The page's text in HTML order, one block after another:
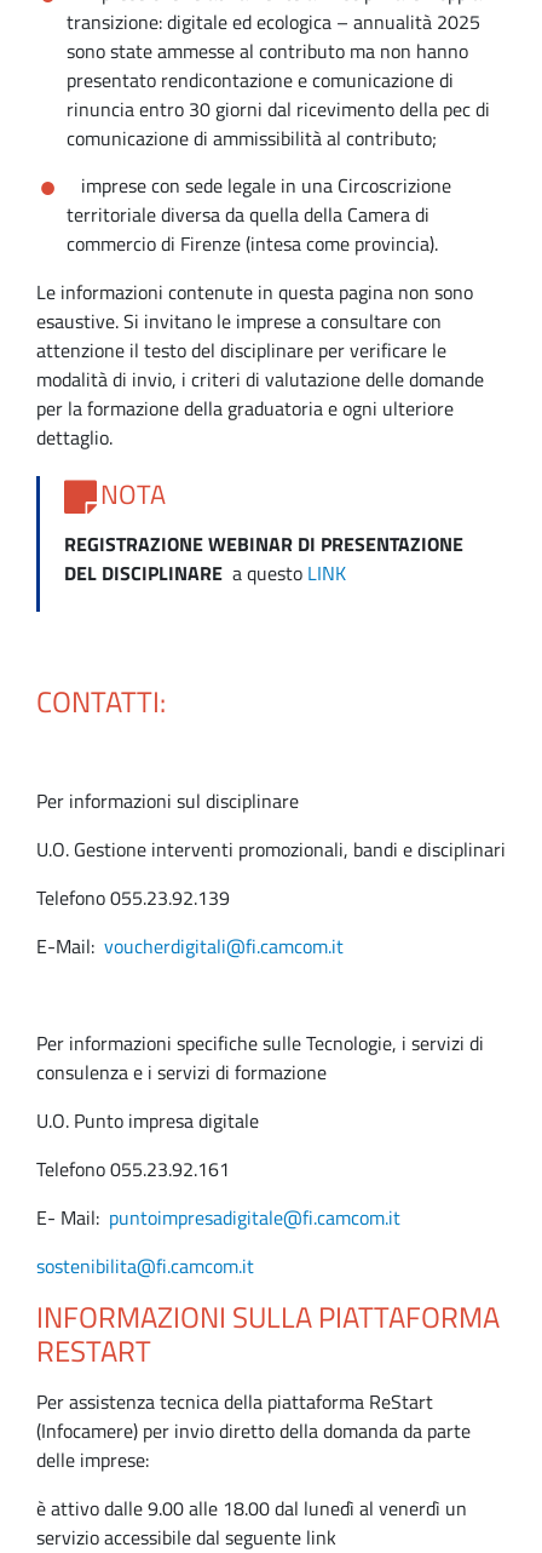
transizione: digitale ed ecologica – annualità 2025
sono state ammesse al contributo ma non hanno
presentato rendicontazione e comunicazione di
rinuncia entro 30 giorni dal ricevimento della pec di
comunicazione di ammissibilità al contributo;
imprese con sede legale in una Circoscrizione
territoriale diversa da quella della Camera di
commercio di Firenze (intesa come provincia).
Le informazioni contenute in questa pagina non sono
esaustive. Si invitano le imprese a consultare con
attenzione il testo del disciplinare per verificare le
modalità di invio, i criteri di valutazione delle domande
per la formazione della graduatoria e ogni ulteriore
dettaglio.
NOTA
REGISTRAZIONE WEBINAR DI PRESENTAZIONE
DEL DISCIPLINARE a questo LINK
CONTATTI:
Per informazioni sul disciplinare
U.O. Gestione interventi promozionali, bandi e disciplinari
Telefono 055.23.92.139
E-Mail: voucherdigitali@fi.camcom.it
Per informazioni specifiche sulle Tecnologie, i servizi di
consulenza e i servizi di formazione
U.O. Punto impresa digitale
Telefono 055.23.92.161
E- Mail: puntoimpresadigitale@fi.camcom.it
sostenibilita@fi.camcom.it
INFORMAZIONI SULLA PIATTAFORMA
RESTART
Per assistenza tecnica della piattaforma ReStart
(Infocamere) per invio diretto della domanda da parte
delle imprese:
è attivo dalle 9.00 alle 18.00 dal lunedì al venerdì un
servizio accessibile dal seguente link